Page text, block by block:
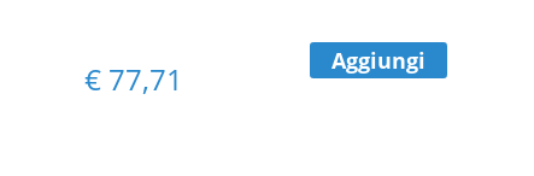
€ 77,71 Aggiungi